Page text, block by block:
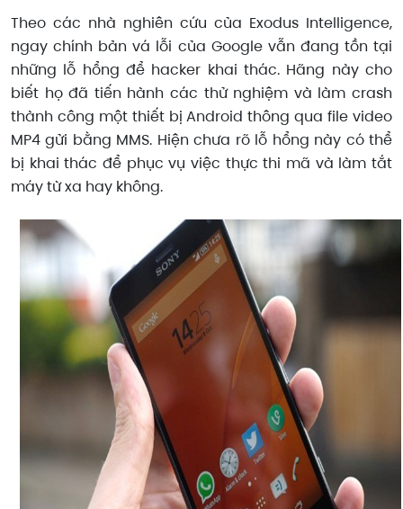
Theo các nhà nghiên cứu của Exodus Intelligence,
ngay chính bản vá lỗi của Google vẫn đang tồn tại
những lỗ hổng để hacker khai thác. Hãng này cho
biết họ đã tiến hành các thử nghiệm và làm crash
thành công một thiết bị Android thông qua file video
MP4 gửi bằng MMS. Hiện chưa rõ lỗ hổng này có thể
bị khai thác để phục vụ việc thực thi mã và làm tắt
máy từ xa hay không.